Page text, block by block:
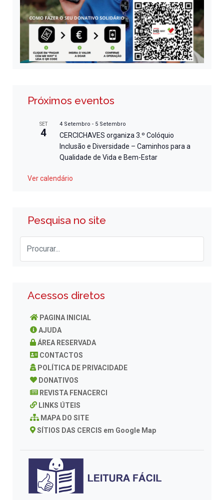
Próximos eventos
SET
4
4 Setembro - 5 Setembro
CERCICHAVES organiza 3.º Colóquio
Inclusão e Diversidade – Caminhos para a
Qualidade de Vida e Bem-Estar
Ver calendário
Pesquisa no site
Acessos diretos
PAGINA INICIAL
AJUDA
ÁREA RESERVADA
CONTACTOS
POLÍTICA DE PRIVACIDADE
DONATIVOS
REVISTA FENACERCI
LINKS ÚTEIS
MAPA DO SITE
SÍTIOS DAS CERCIS em Google Map